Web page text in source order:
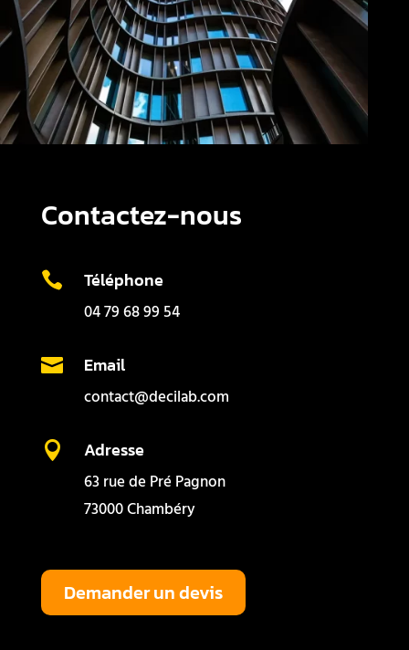
Contactez-nous

Téléphone
04 79 68 99 54

Email
contact@decilab.com

Adresse
63 rue de Pré Pagnon
73000 Chambéry
Demander un devis